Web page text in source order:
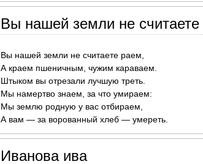
Вы нашей земли не
Вы нашей земли не считаете раем,
А краем пшеничным, чужим караваем.
Штыком вы отрезали лучшую треть.
Мы намертво знаем, за что умираем:
Мы землю родную у вас отбираем,
А вам — за ворованный хлеб — умереть.
Иванова ива